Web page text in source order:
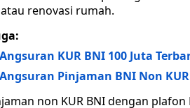
renovasi rumah.
KUR BNI 100 Juta
Pinjaman BNI Non
non KUR BNI dengan